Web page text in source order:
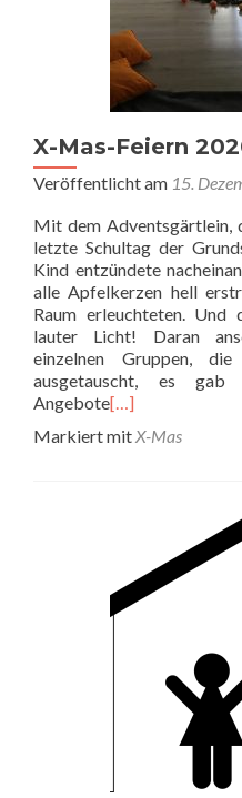
X-Mas-Feiern
Veröffentlicht am 15.
Mit dem Adventsgärtlein,
letzte Schultag der
Kind entzündete
alle Apfelkerzen hell
Raum erleuchteten.
lauter Licht! Daran
einzelnen Gruppen, die
ausgetauscht, es gab
Angebote[…]
Markiert mitX-Mas